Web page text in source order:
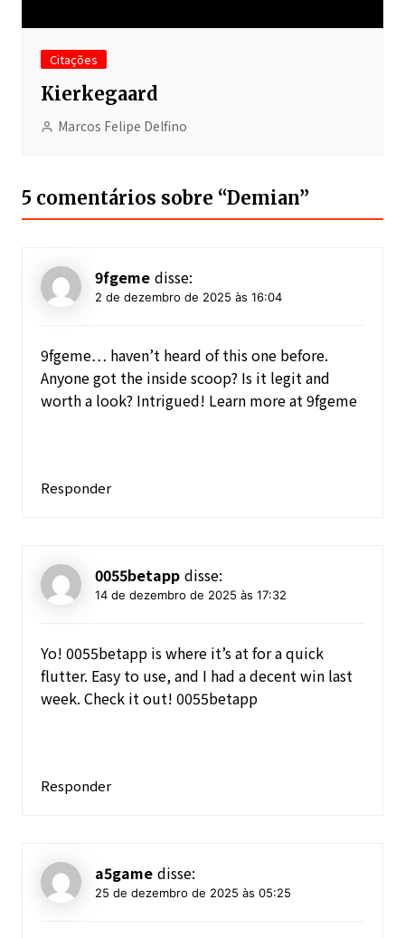
Citações
Kierkegaard
Marcos Felipe Delfino
5 comentários sobre “Demian”
9fgeme disse:
2 de dezembro de 2025 às 16:04
9fgeme… haven’t heard of this one before.
Anyone got the inside scoop? Is it legit and
worth a look? Intrigued! Learn more at 9fgeme
Responder
0055betapp disse:
14 de dezembro de 2025 às 17:32
Yo! 0055betapp is where it’s at for a quick
flutter. Easy to use, and I had a decent win last
week. Check it out! 0055betapp
Responder
a5game disse:
25 de dezembro de 2025 às 05:25